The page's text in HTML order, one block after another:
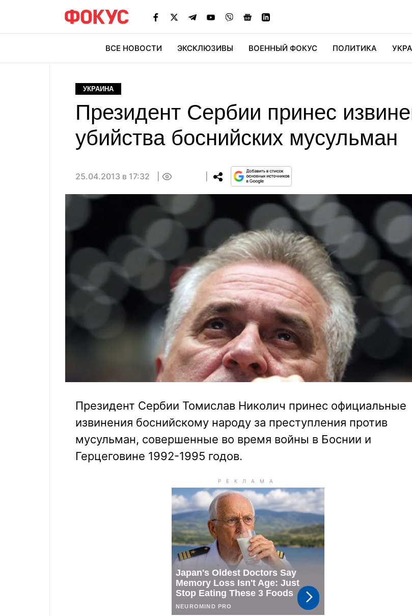
ВСЕ НОВОСТИ ЭКСКЛЮЗИВЫ ВОЕННЫЙ ФОКУС ПОЛИТИКА
УКРАИНА
Президент Сербии принес
убийства боснийских мусульман
25.04.2013 в 17:32
Президент Сербии Томислав Николич принес официальные
извинения боснийскому народу за преступления против
мусульман, совершенные во время войны в Боснии и
Герцеговине 1992-1995 годов.